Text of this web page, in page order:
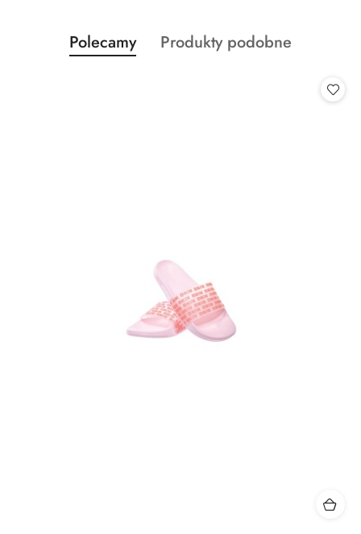
Pomiń karuzelę produktów
Produkty
o
Polecamy
Produkty
Produkty podobne